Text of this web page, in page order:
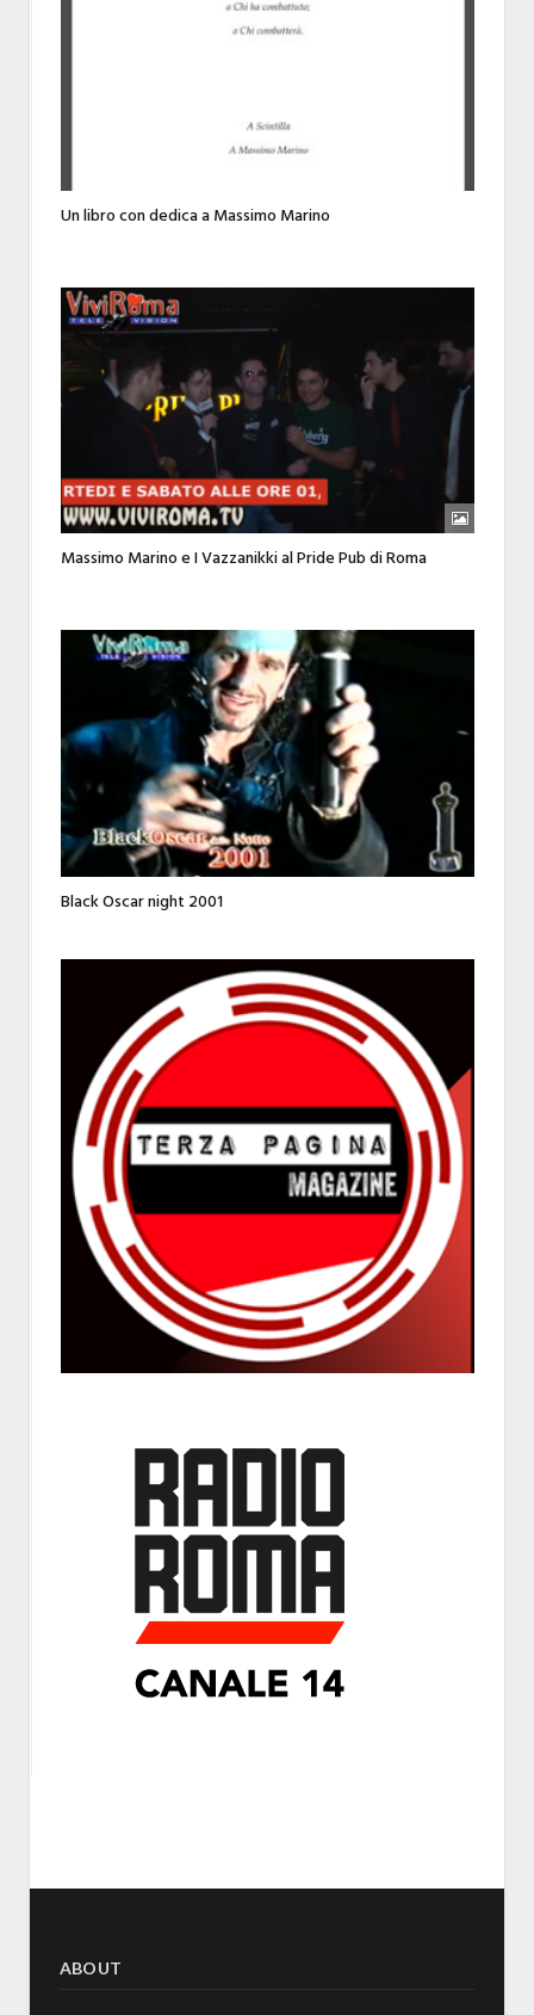
Un libro con dedica a Massimo Marino
Massimo Marino e I Vazzanikki al Pride Pub di Roma
Black Oscar night 2001
ABOUT